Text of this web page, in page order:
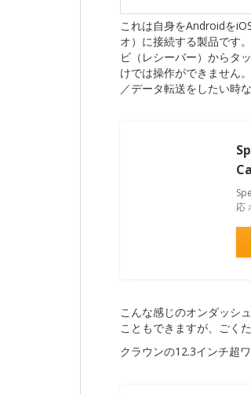
これは自身をAndroidを
オ）に接続する製品です
ビ（レシーバー）からタ
けでは操作ができません
／データ転送をしたい時
応
こんな感じのオンダッシ
こともできますが、ごく
クラウンの12.3インチ超